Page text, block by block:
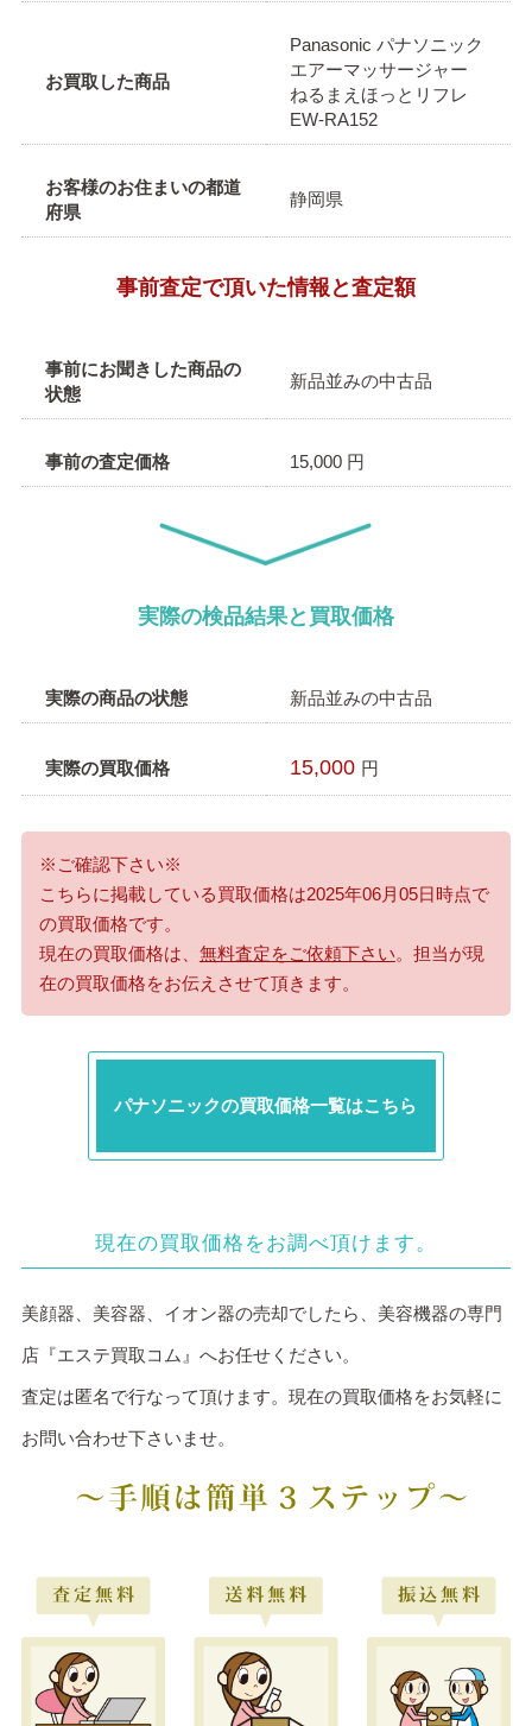
お買取した商品
Panasonic パナソニック
エアーマッサージャー
ねるまえほっとリフレ
EW-RA152
お客様のお住まいの都道
府県
静岡県
事前査定で頂いた情報と査定額
事前にお聞きした商品の
状態
新品並みの中古品
事前の査定価格 15,000 円
実際の検品結果と買取価格
実際の商品の状態 新品並みの中古品
実際の買取価格 15,000 円
※ご確認下さい※
こちらに掲載している買取価格は2025年06月05日時点で
の買取価格です。
現在の買取価格は、 無料査定をご依頼下さい。担当が現
在の買取価格をお伝えさせて頂きます。
パナソニックの買取価格一覧はこちら
現在の買取価格をお調べ頂けます。
美顔器、美容器、イオン器の売却でしたら、美容機器の専門
店『エステ買取コム』へお任せください。
査定は匿名で行なって頂けます。現在の買取価格をお気軽に
お問い合わせ下さいませ。